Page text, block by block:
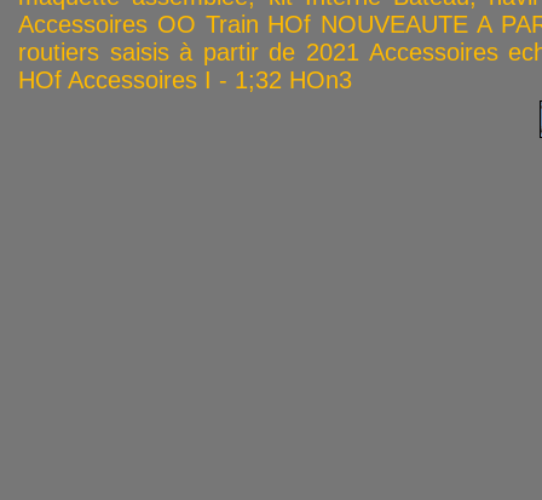
Accessoires OO Train HOf NOUVEAUTE A
routiers saisis à partir de 2021 Accessoires
HOf Accessoires I - 1;32 HOn3